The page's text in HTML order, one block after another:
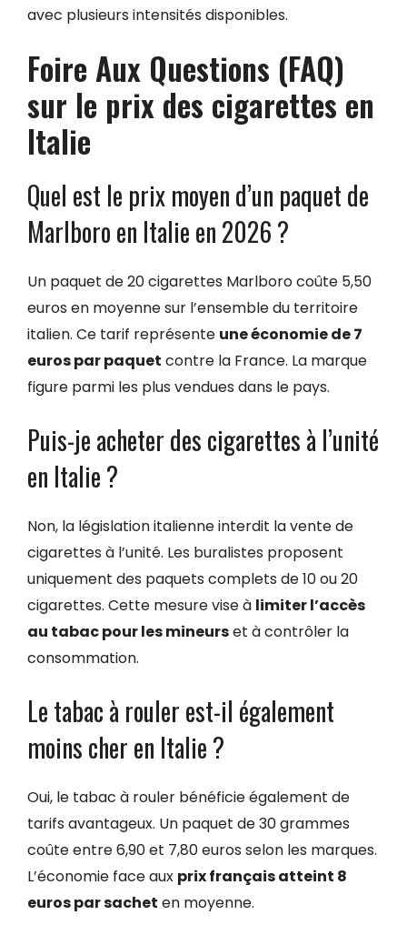
avec plusieurs intensités disponibles.
Foire Aux Questions (FAQ)
sur le prix des cigarettes en
Italie
Quel est le prix moyen d’un paquet de
Marlboro en Italie en 2026 ?
Un paquet de 20 cigarettes Marlboro coûte 5,50
euros en moyenne sur l’ensemble du territoire
italien. Ce tarif représente une économie de 7
euros par paquet contre la France. La marque
figure parmi les plus vendues dans le pays.
Puis-je acheter des cigarettes à l’unité
en Italie ?
Non, la législation italienne interdit la vente de
cigarettes à l’unité. Les buralistes proposent
uniquement des paquets complets de 10 ou 20
cigarettes. Cette mesure vise à limiter l’accès
au tabac pour les mineurset à contrôler la
consommation.
Le tabac à rouler est-il également
moins cher en Italie ?
Oui, le tabac à rouler bénéficie également de
tarifs avantageux. Un paquet de 30 grammes
coûte entre 6,90 et 7,80 euros selon les marques.
L’économie face aux prix français atteint 8
euros par sachet en moyenne.